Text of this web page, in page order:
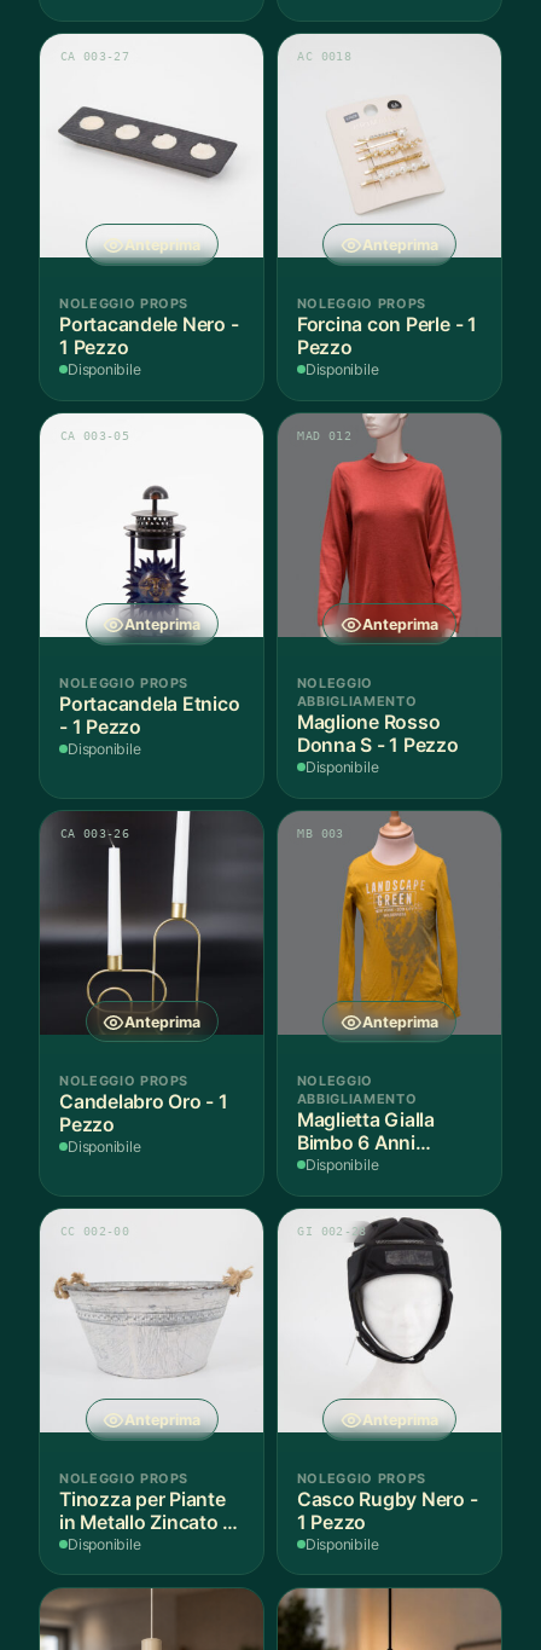
Anteprima
CA 003-27
NOLEGGIO PROPS
Portacandele Nero -
1 Pezzo
Disponibile
Anteprima
AC 0018
NOLEGGIO PROPS
Forcina con Perle - 1
Pezzo
Disponibile
Anteprima
CA 003-05
NOLEGGIO PROPS
Portacandela Etnico
- 1 Pezzo
Disponibile
Anteprima
MAD 012
NOLEGGIO
ABBIGLIAMENTO
Maglione Rosso
Donna S - 1 Pezzo
Disponibile
Anteprima
CA 003-26
NOLEGGIO PROPS
Candelabro Oro - 1
Pezzo
Disponibile
Anteprima
MB 003
NOLEGGIO
ABBIGLIAMENTO
Maglietta Gialla
Bimbo 6 Anni
Cotone - 1 Pezzo
Disponibile
Anteprima
CC 002-00
NOLEGGIO PROPS
Tinozza per Piante
in Metallo Zincato -
1 Pezzo
Disponibile
Anteprima
GI 002-28
NOLEGGIO PROPS
Casco Rugby Nero -
1 Pezzo
Disponibile